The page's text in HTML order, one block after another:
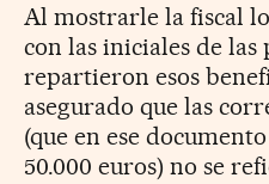
Al mostrarle la fiscal
con las iniciales de las
repartieron esos
asegurado que las
(que en ese
50.000 euros) no se